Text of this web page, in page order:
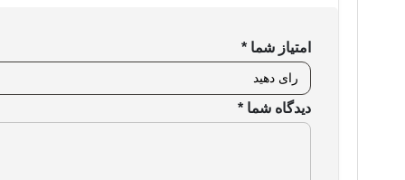
امتیاز شما*
دیدگاه شما*